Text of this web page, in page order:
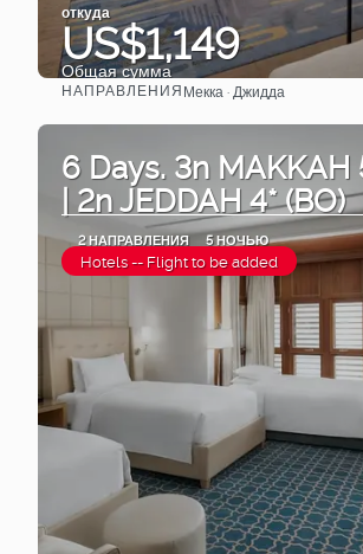
откуда
US$1,149
Общая сумма
Видеть
НАПРАВЛЕНИЯМекка · Джидда
6 Days. 3n MAKKAH
| 2n JEDDAH 4* (BO)
2 НАПРАВЛЕНИЯ 5 НОЧЬЮ
Hotels -- Flight to be added